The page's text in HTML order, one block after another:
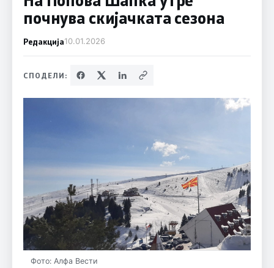
почнува скијачката сезона
Редакција10.01.2026
СПОДЕЛИ:
Фото: Алфа Вести